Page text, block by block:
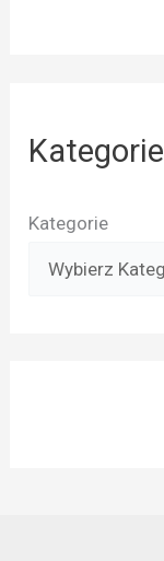
Kategorie
Kategorie